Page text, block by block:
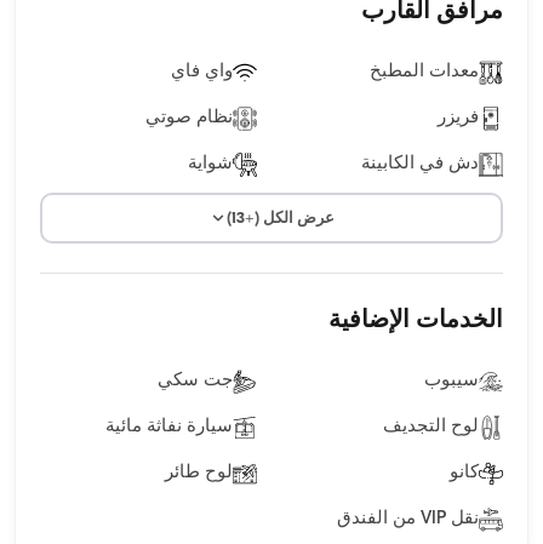
مرافق القارب
معدات المطبخ واي فاي
فريزر نظام صوتي
دش في الكابينة شواية
عرض الكل (+13)
الخدمات الإضافية
سيبوب جت سكي
لوح التجديف سيارة نفاثة مائية
كانو لوح طائر
نقل VIP من الفندق